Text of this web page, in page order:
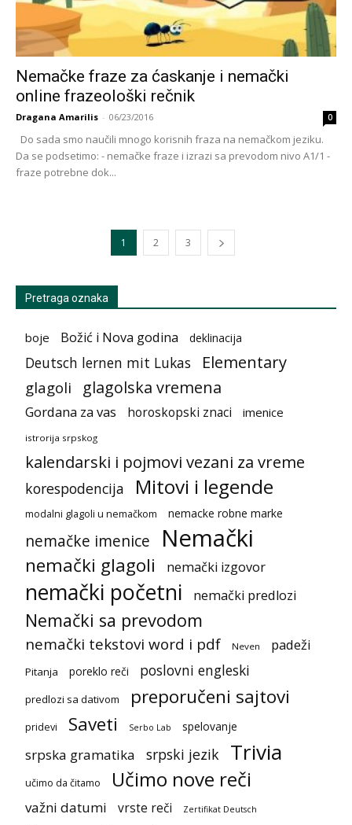
Nemačke fraze za ćaskanje i nemački
online frazeološki rečnik
Dragana Amarilis - 06/23/2016 0
Do sada smo naučili mnogo korisnih fraza na nemačkom jeziku.
Da se podsetimo: - nemačke fraze i izrazi sa prevodom nivo A1/1 -
fraze potrebne dok...
1 2 3
Pretraga oznaka
boje Božić i Nova godina deklinacija
Deutsch lernen mit Lukas Elementary
glagoli glagolska vremena
Gordana za vas horoskopski znaci imenice
istrorija srpskog
kalendarski i pojmovi vezani za vreme
korespodencija Mitovi i legende
modalni glagoli u nemačkom nemacke robne marke
nemačke imenice Nemački
nemački glagoli nemački izgovor
nemački početni nemački predlozi
Nemački sa prevodom
nemački tekstovi word i pdf Neven padeži
Pitanja poreklo reči poslovni engleski
predlozi sa dativom preporučeni sajtovi
pridevi Saveti Serbo Lab spelovanje
srpska gramatika srpski jezik Trivia
učimo da čitamo Učimo nove reči
važni datumi vrste reči Zertifikat Deutsch